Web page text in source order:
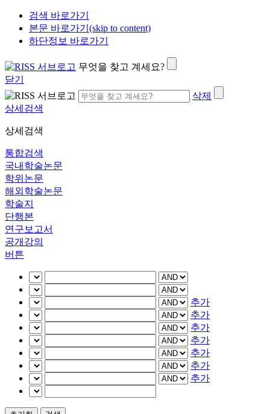
검색 바로가기
본문 바로가기(skip to content)
하단정보 바로가기
무엇을 찾고 계세요?
닫기
삭제
상세검색
상세검색
통합검색
국내학술논문
학위논문
해외학술논문
학술지
단행본
연구보고서
공개강의
버튼
추가
추가
추가
추가
추가
추가
추가